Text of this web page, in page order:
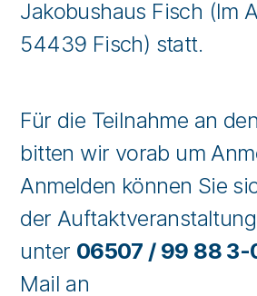
Jakobushaus Fisch (Im
54439 Fisch) statt.
Für die Teilnahme an
bitten wir vorab um
Anmelden können Sie
der
unter 06507 / 99 88 3-
Mail an